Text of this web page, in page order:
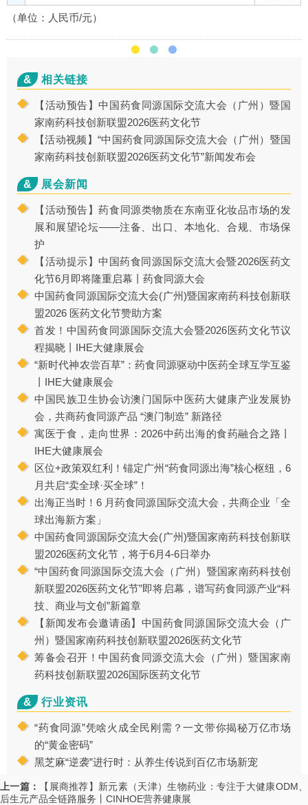
（单位：人民币/元）
& 相关链接
【活动预告】中国药食同源国际交流大会（广州）暨国
家南药科技创新联盟2026医药文化节
【活动视频】“中国药食同源国际交流大会（广州）暨国
家南药科技创新联盟2026医药文化节”新闻发布会
& 展会新闻
【活动预告】药食同源类物质在东南亚化妆品市场的发
展和展望论坛——注备、出口、本地化、合规、市场保
护
【活动提示】中国药食同源国际交流大会暨2026医药文
化节6月即将隆重启幕丨药食同源大会
中国药食同源国际交流大会(广州)暨国家南药科技创新联
盟2026 医药文化节赞助方案
首发！中国药食同源国际交流大会暨2026医药文化节议
程揭晓丨IHE大健康展会
“新时代神农尝百草”：药食同源驱动中医药全球互学互鉴
丨IHE大健康展会
中国民族卫生协会访澳门国际中医药大健康产业发展协
会，共商药食同源产品 “澳门制造” 新路径
寓医于食，走向世界：2026中药出海的食药融合之路丨
IHE大健康展会
区位+政策双红利！锚定广州“药食同源出海”核心枢纽，6
月共启“卖全球·买全球”！
出海正当时！6 月药食同源国际交流大会，共商企业「全
球出海新方案」
中国药食同源国际交流大会(广州)暨国家南药科技创新联
盟2026医药文化节，将于6月4-6日举办
“中国药食同源国际交流大会（广州）暨国家南药科技创
新联盟2026医药文化节”即将启幕，谱写药食同源产业“科
技、商业与文创”新篇章
【新闻发布会邀请函】中国药食同源国际交流大会（广
州）暨国家南药科技创新联盟2026医药文化节
筹备会召开！中国药食同源交流大会（广州）暨国家南
药科技创新联盟2026国际医药文化节
& 行业资讯
“药食同源”凭啥火成全民刚需？一文带你揭秘万亿市场
的“黄金密码”
黑芝麻“逆袭”进行时：从养生传说到百亿市场新宠
上一篇：
【展商推荐】新元素（天津）生物药业：专注于大健康ODM、
后生元产品全链路服务丨CINHOE营养健康展